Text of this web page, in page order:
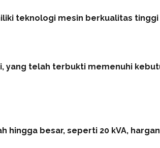
teknologi mesin berkualitas tinggi
telah terbukti memenuhi
besar, seperti 20 kVA,